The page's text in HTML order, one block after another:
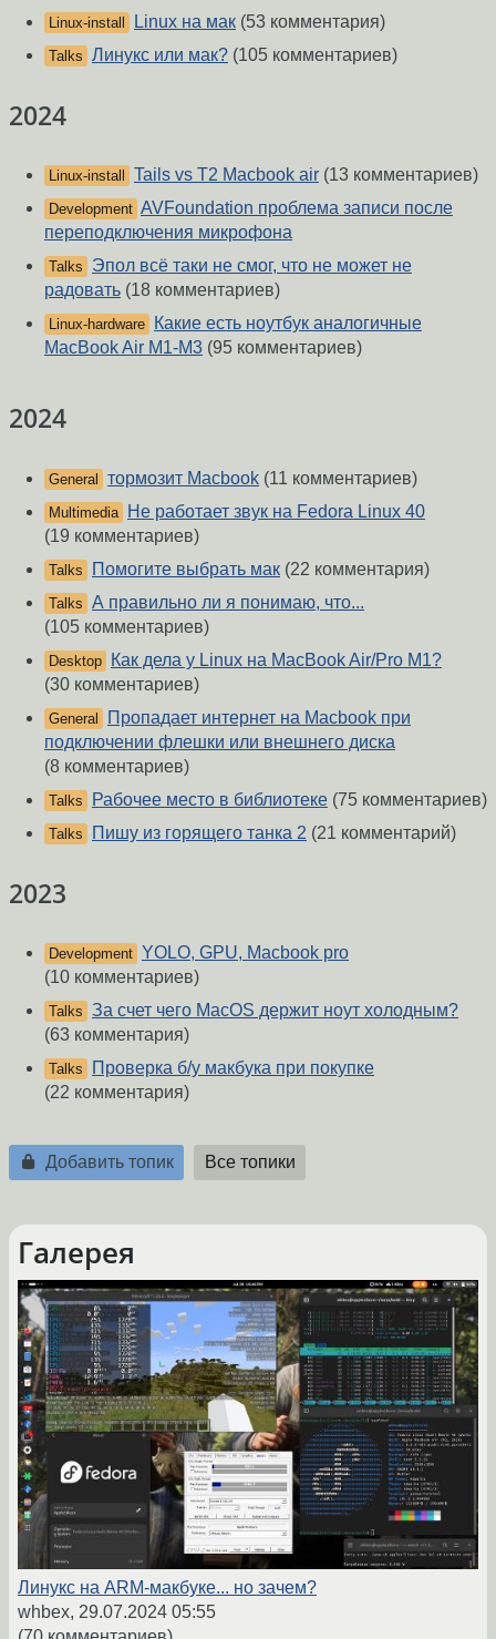
Linux-install Linux на мак (53 комментария)
Talks Линукс или мак? (105 комментариев)
2024
Linux-install Tails vs T2 Macbook air (13 комментариев)
Development AVFoundation проблема записи после
переподключения микрофона
Talks
Эпол всё таки не смог, что не может не
радовать (18 комментариев)
Linux-hardware
Какие есть ноутбук аналогичные
MacBook Air M1-M3 (95 комментариев)
2024
General тормозит Macbook (11 комментариев)
Multimedia
Не работает звук на Fedora Linux 40
(19 комментариев)
Talks Помогите выбрать мак (22 комментария)
Talks А правильно ли я понимаю, что...
(105 комментариев)
Desktop
Как дела у Linux на MacBook Air/Pro M1?
(30 комментариев)
General
Пропадает интернет на Macbook при
подключении флешки или внешнего диска
(8 комментариев)
Talks Рабочее место в библиотеке (75 комментариев)
Talks Пишу из горящего танка 2 (21 комментарий)
2023
Development YOLO, GPU, Macbook pro
(10 комментариев)
Talks За счет чего MacOS держит ноут холодным?
(63 комментария)
Talks
Проверка б/у макбука при покупке
(22 комментария)
Добавить топик Все топики
Галерея
Линукс на ARM-макбуке... но зачем?
whbex, 29.07.2024 05:55